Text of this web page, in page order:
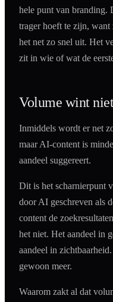
hele punt van branding.
trager hoeft te zijn, want
het net zo snel uit. Het
zit in wie of wat de
Volume wint
Inmiddels wordt er net
maar AI-content is
aandeel suggereert.
Dit is het scharnierpunt
door AI geschreven als
content de
het niet. Het aandeel in
aandeel in
gewoon meer.
Waarom zakt al dat